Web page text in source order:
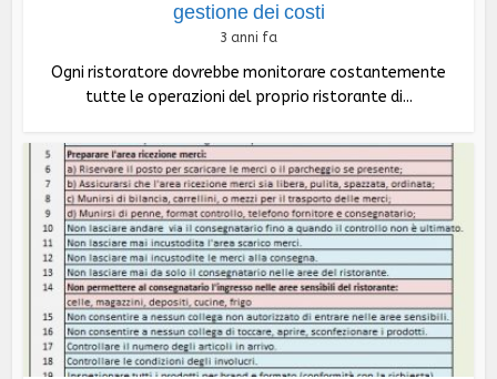
gestione dei costi
3 anni fa
Ogni ristoratore dovrebbe monitorare costantemente
tutte le operazioni del proprio ristorante di...